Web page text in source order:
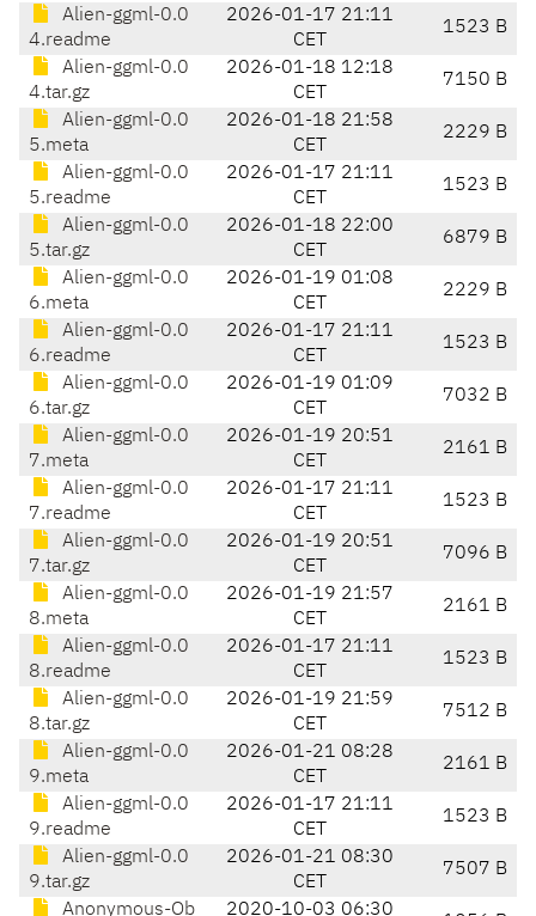
Alien-ggml-0.0
4.readme
2026-01-17 21:11
CET
1523 B
Alien-ggml-0.0
4.tar.gz
2026-01-18 12:18
CET
7150 B
Alien-ggml-0.0
5.meta
2026-01-18 21:58
CET
2229 B
Alien-ggml-0.0
5.readme
2026-01-17 21:11
CET
1523 B
Alien-ggml-0.0
5.tar.gz
2026-01-18 22:00
CET
6879 B
Alien-ggml-0.0
6.meta
2026-01-19 01:08
CET
2229 B
Alien-ggml-0.0
6.readme
2026-01-17 21:11
CET
1523 B
Alien-ggml-0.0
6.tar.gz
2026-01-19 01:09
CET
7032 B
Alien-ggml-0.0
7.meta
2026-01-19 20:51
CET
2161 B
Alien-ggml-0.0
7.readme
2026-01-17 21:11
CET
1523 B
Alien-ggml-0.0
7.tar.gz
2026-01-19 20:51
CET
7096 B
Alien-ggml-0.0
8.meta
2026-01-19 21:57
CET
2161 B
Alien-ggml-0.0
8.readme
2026-01-17 21:11
CET
1523 B
Alien-ggml-0.0
8.tar.gz
2026-01-19 21:59
CET
7512 B
Alien-ggml-0.0
9.meta
2026-01-21 08:28
CET
2161 B
Alien-ggml-0.0
9.readme
2026-01-17 21:11
CET
1523 B
Alien-ggml-0.0
9.tar.gz
2026-01-21 08:30
CET
7507 B
Anonymous-Ob
2020-10-03 06:30